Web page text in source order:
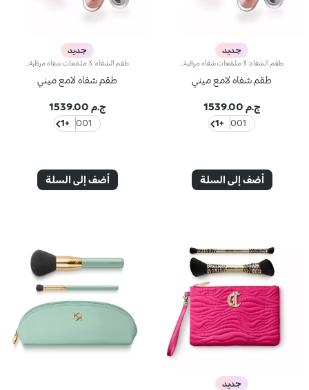
جديد
طقم شفاه لامع ميني
ج.م 1539.00
001
+1
أضف إلى السلة
جديد
طقم شفاه لامع ميني
ج.م 1539.00
001
+1
أضف إلى السلة
جديد